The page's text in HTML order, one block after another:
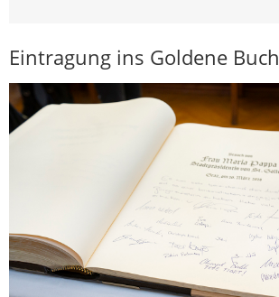
Eintragung ins Goldene Buch